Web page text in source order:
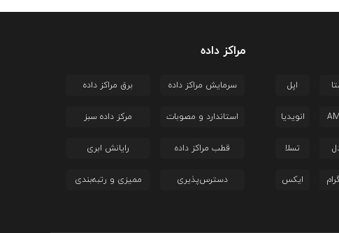
اپل
انویدیا
تسلا
ایکس
مراکز داده
سرمایش مراکز داده برق مراکز داده
استاندارد و مصوبات مرکز داده سبز
قطب مراکز داده رایانش ابری
دسترس‌پذیری ممیزی و رتبه‌بندی